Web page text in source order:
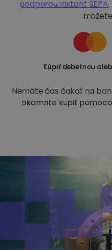
podporou Instant SEPA
Kúpiť debetnou
Nemáte čas čakať na
okamžite kúpiť